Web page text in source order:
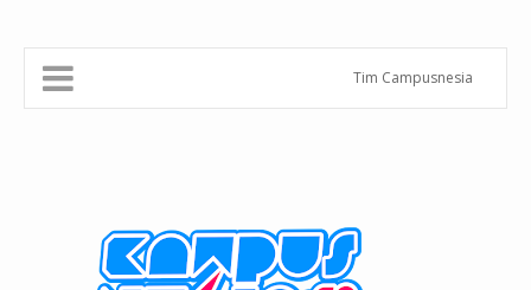
Tim Campusnesia